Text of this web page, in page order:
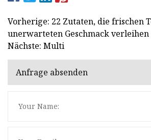
Vorherige: 22 Zutaten, die frischen
unerwarteten Geschmack verleihen
Nächste: Multi
Anfrage absenden